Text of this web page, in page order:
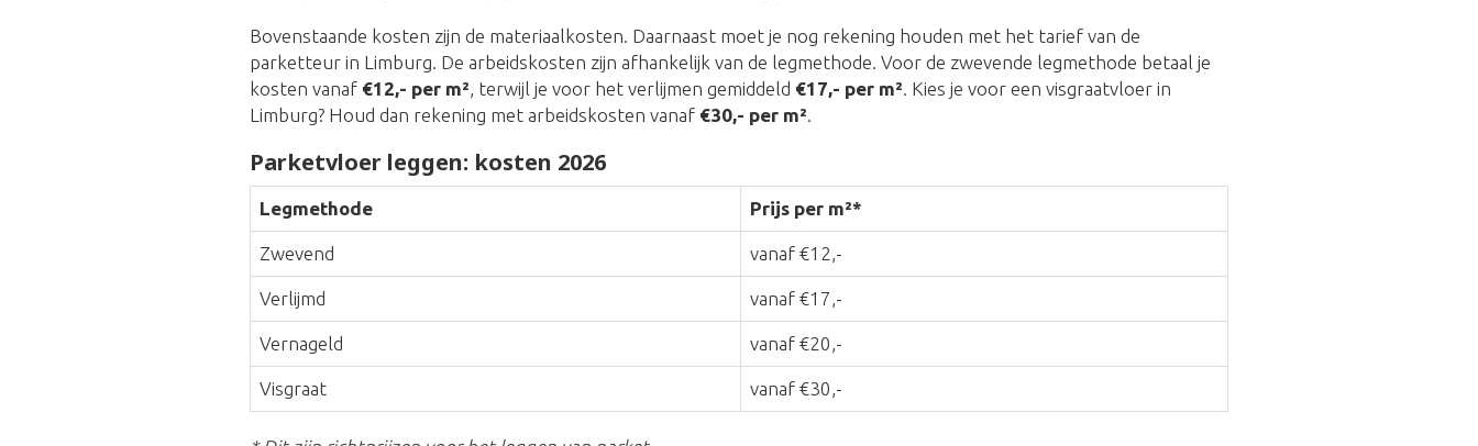
Bovenstaande kosten zijn de materiaalkosten. Daarnaast moet je nog rekening houden met het tarief van de
parketteur in Limburg. De arbeidskosten zijn afhankelijk van de legmethode. Voor de zwevende legmethode betaal je
kosten vanaf €12,- per m², terwijl je voor het verlijmen gemiddeld €17,- per m². Kies je voor een visgraatvloer in
Limburg? Houd dan rekening met arbeidskosten vanaf €30,- per m².
Parketvloer leggen: kosten 2026
Legmethode Prijs per m²*
Zwevend vanaf €12,-
Verlijmd vanaf €17,-
Vernageld vanaf €20,-
Visgraat vanaf €30,-